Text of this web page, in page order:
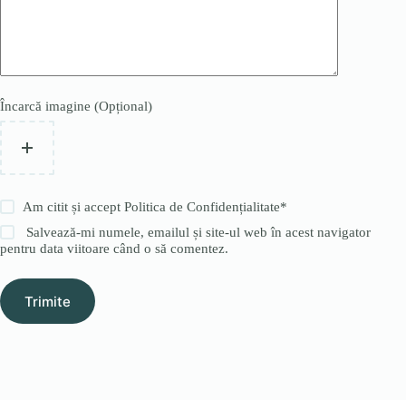
Încarcă imagine (Opțional)
Am citit și acceptPolitica de Confidențialitate*
Salvează-mi numele, emailul și site-ul web în acest navigator
pentru data viitoare când o să comentez.
Trimite